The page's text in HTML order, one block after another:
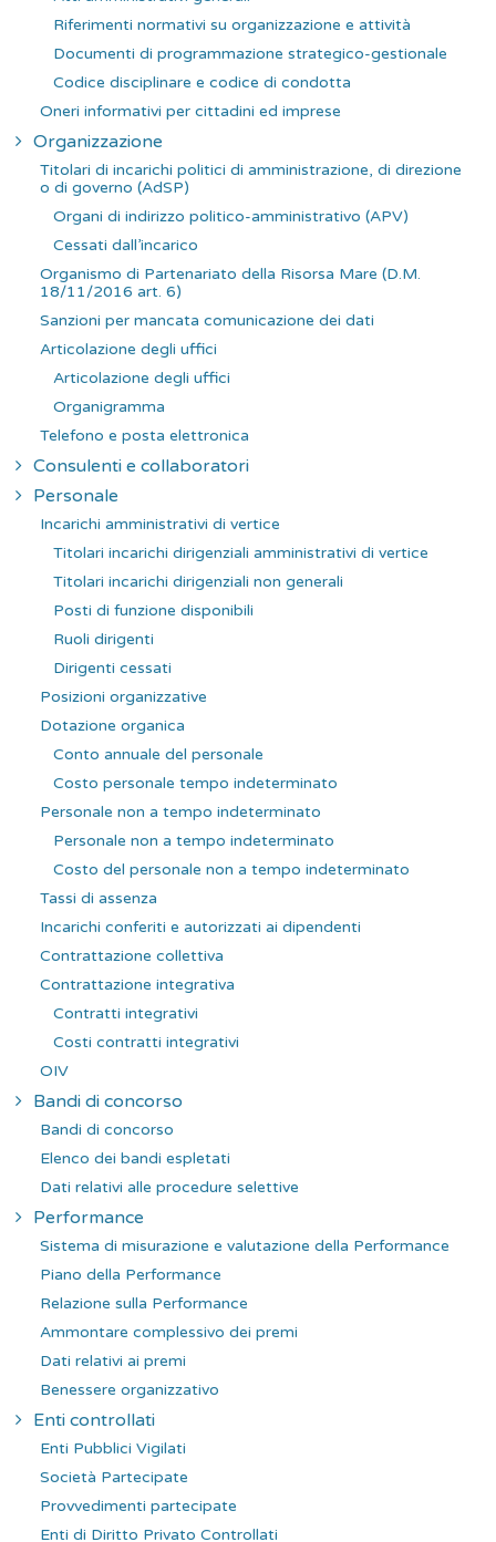
Riferimenti normativi su organizzazione e attività
Documenti di programmazione strategico-gestionale
Codice disciplinare e codice di condotta
Oneri informativi per cittadini ed imprese
Organizzazione
Titolari di incarichi politici di amministrazione, di direzione
o di governo (AdSP)
Organi di indirizzo politico-amministrativo (APV)
Cessati dall’incarico
Organismo di Partenariato della Risorsa Mare (D.M.
18/11/2016 art. 6)
Sanzioni per mancata comunicazione dei dati
Articolazione degli uffici
Articolazione degli uffici
Organigramma
Telefono e posta elettronica
Consulenti e collaboratori
Personale
Incarichi amministrativi di vertice
Titolari incarichi dirigenziali amministrativi di vertice
Titolari incarichi dirigenziali non generali
Posti di funzione disponibili
Ruoli dirigenti
Dirigenti cessati
Posizioni organizzative
Dotazione organica
Conto annuale del personale
Costo personale tempo indeterminato
Personale non a tempo indeterminato
Personale non a tempo indeterminato
Costo del personale non a tempo indeterminato
Tassi di assenza
Incarichi conferiti e autorizzati ai dipendenti
Contrattazione collettiva
Contrattazione integrativa
Contratti integrativi
Costi contratti integrativi
OIV
Bandi di concorso
Bandi di concorso
Elenco dei bandi espletati
Dati relativi alle procedure selettive
Performance
Sistema di misurazione e valutazione della Performance
Piano della Performance
Relazione sulla Performance
Ammontare complessivo dei premi
Dati relativi ai premi
Benessere organizzativo
Enti controllati
Enti Pubblici Vigilati
Società Partecipate
Provvedimenti partecipate
Enti di Diritto Privato Controllati